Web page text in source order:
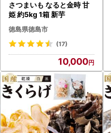
さつまいも なると金時 甘
姫 約5kg 1箱 新芋
徳島県徳島市
(17)
10,000